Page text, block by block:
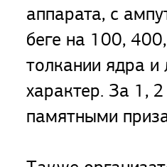
аппарата, с
беге на 100,
толкании ядра и
характер. За 1,
памятными